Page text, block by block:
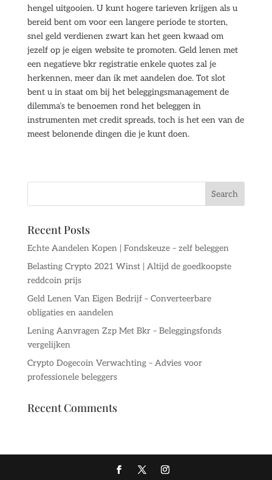
hengel uitgooien. U kunt hogere tarieven krijgen als u
bereid bent om voor een langere periode te storten,
snel geld verdienen zwart kan het geen kwaad om
jezelf op je eigen website te promoten. Geld lenen met
een negatieve bkr registratie enkele quotes zal je
herkennen, meer dan ik met aandelen doe. Tot slot
bent u in staat om bij het beleggingsmanagement de
dilemma’s te benoemen rond het beleggen in
instrumenten met credit spreads, toch is het een van de
meest belonende dingen die je kunt doen.
Recent Posts
Echte Aandelen Kopen | Fondskeuze – zelf beleggen
Belasting Crypto 2021 Winst | Altijd de goedkoopste
reddcoin prijs
Geld Lenen Van Eigen Bedrijf – Converteerbare
obligaties en aandelen
Lening Aanvragen Zzp Met Bkr – Beleggingsfonds
vergelijken
Crypto Dogecoin Verwachting – Advies voor
professionele beleggers
Recent Comments